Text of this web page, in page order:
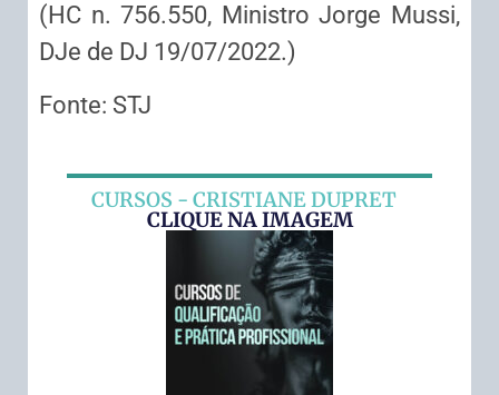
(HC n. 756.550, Ministro Jorge Mussi,
DJe de DJ 19/07/2022.)
Fonte: STJ
CURSOS - CRISTIANE DUPRET
CLIQUE NA IMAGEM